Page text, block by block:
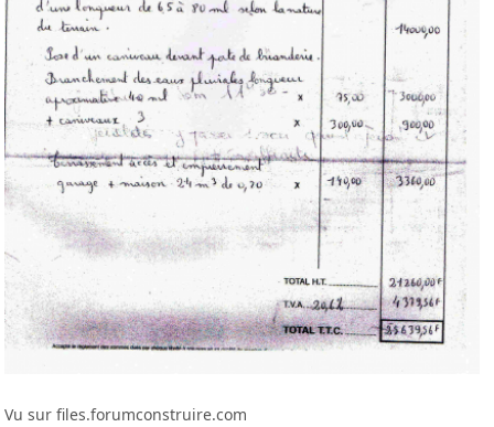
Vu sur files.forumconstruire.com